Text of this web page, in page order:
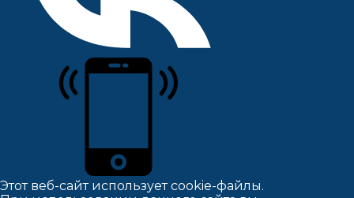
Этот веб-сайт использует cookie-файлы.